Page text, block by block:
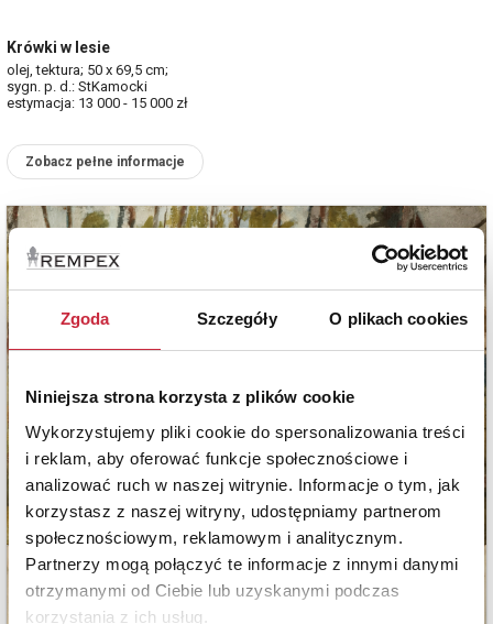
Zgoda Szczegóły O plikach cookies
Niniejsza strona korzysta z plików cookie
Wykorzystujemy pliki cookie do spersonalizowania treści
i reklam, aby oferować funkcje społecznościowe i
analizować ruch w naszej witrynie. Informacje o tym, jak
korzystasz z naszej witryny, udostępniamy partnerom
społecznościowym, reklamowym i analitycznym.
Partnerzy mogą połączyć te informacje z innymi danymi
otrzymanymi od Ciebie lub uzyskanymi podczas
korzystania z ich usług.
Krówki w lesie
olej, tektura; 50 x 69,5 cm;
sygn. p. d.: StKamocki
estymacja: 13 000 - 15 000 zł
Zobacz pełne informacje